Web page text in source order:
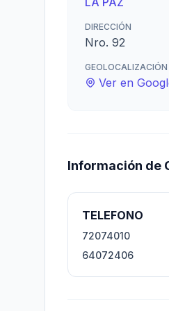
DIRECCIÓN
Nro. 92
GEOLOCALIZACIÓN
Ver en
Información de
TELEFONO
72074010
64072406